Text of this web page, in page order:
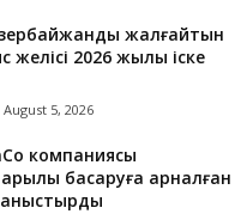
жалғайтын
желісі 2026 жылы іске
August 5, 2026
компаниясы
басқаруға арналған